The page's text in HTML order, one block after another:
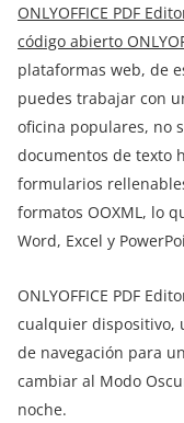
ONLYOFFICE PDF
código abierto
plataformas web, de
puedes trabajar con
oficina populares, no
documentos de texto
formularios
formatos OOXML, lo
Word, Excel y
ONLYOFFICE PDF
cualquier dispositivo,
de navegación para
cambiar al Modo
noche.